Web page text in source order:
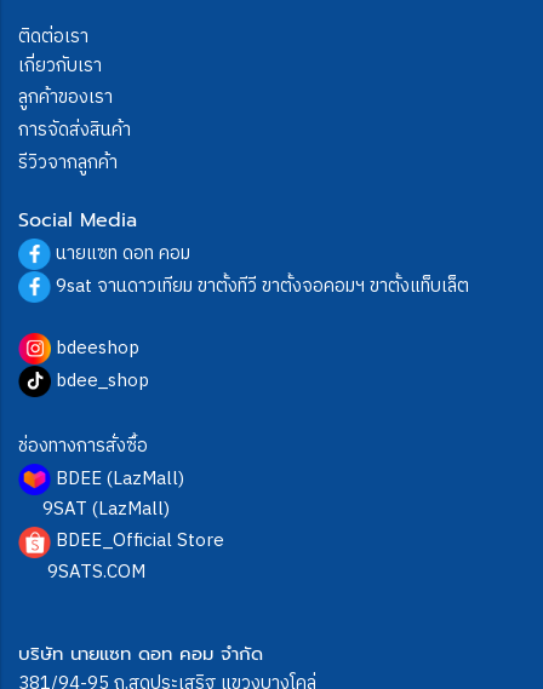
ติดต่อเรา
เกี่ยวกับเรา
ลูกค้าของเรา
การจัดส่งสินค้า
รีวิวจากลูกค้า
Social Media
นายแซท ดอท คอม
9sat จานดาวเทียม ขาตั้งทีวี ขาตั้งจอคอมฯ ขาตั้งแท็บเล็ต
bdeeshop
bdee_shop
ช่องทางการสั่งซื้อ
BDEE (LazMall)
9SAT (LazMall)
BDEE_Official Store
9SATS.COM
บริษัท นายแซท ดอท คอม จำกัด